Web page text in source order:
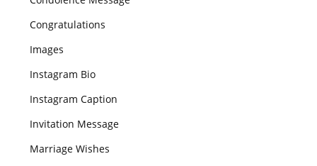
Congratulations
Images
Instagram Bio
Instagram Caption
Invitation Message
Marriage Wishes